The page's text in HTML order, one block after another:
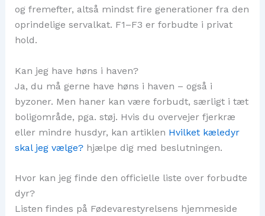
og fremefter, altså mindst fire generationer fra den
oprindelige servalkat. F1–F3 er forbudte i privat
hold.
Kan jeg have høns i haven?
Ja, du må gerne have høns i haven – også i
byzoner. Men haner kan være forbudt, særligt i tæt
boligområde, pga. støj. Hvis du overvejer fjerkræ
eller mindre husdyr, kan artiklen Hvilket kæledyr
skal jeg vælge?hjælpe dig med beslutningen.
Hvor kan jeg finde den officielle liste over forbudte
dyr?
Listen findes på Fødevarestyrelsens hjemmeside